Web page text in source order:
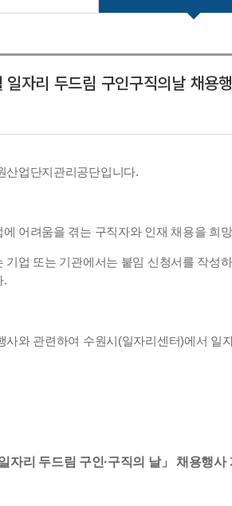
자리 두드림 구인구직의날 채용
산업단지관리공단입니다.
어려움을 겪는 구직자와 인재 채용을 희
기업 또는 기관에서는 붙임 신청서를 작성
.
사와 관련하여 수원시(일자리센터)에서 일
자리 두드림 구인·구직의 날」 채용행사